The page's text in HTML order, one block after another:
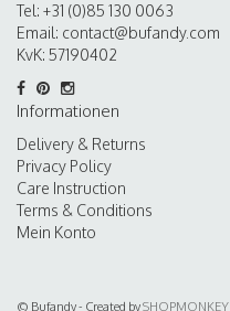
Tel: +31 (0)85 130 0063
Email: contact@bufandy.com
KvK: 57190402
Informationen
Delivery & Returns
Privacy Policy
Care Instruction
Terms & Conditions
Mein Konto
© Bufandy - Created bySHOPMONKEY